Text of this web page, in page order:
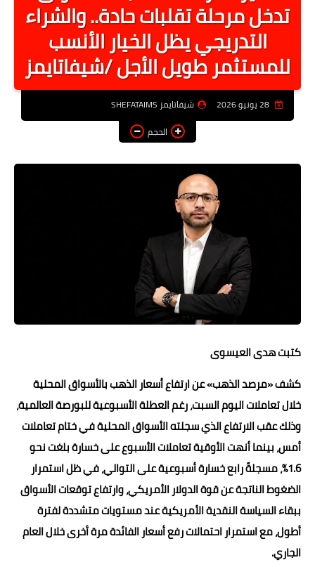
أخبار الرياصة
الطب البديل
منوعات
خدمات
عاجل
الطقس
معلومه قانونيه
تكنولوجيا المعلومات
الصحه والجمال
فن المطبخ
مقالات
تدخل مرحلة تقلبات حادة.. والشراء
التدريجي يظل الخيار الأنسب
للمستثمر طويل الأجل /شيفاتايمز
28 يونيو 2026
شيفاتايمز SHEFATAIMS
الحجم
كتبت هدى العيسوى
كشف «مرصد الذهب» عن ارتفاع أسعار الذهب بالأسواق المحلية
خلال تعاملات اليوم السبت، رغم العطلة الأسبوعية للبورصة العالمية،
وذلك عقب الارتفاع الذي سجلته الأسواق المحلية في ختام تعاملات
أمس، بينما أنهت الأوقية تعاملات الأسبوع على خسارة بلغت نحو
1.6%، مسجلةً رابع خسارة أسبوعية على التوالي، في ظل استمرار
الضغوط الناتجة عن قوة الدولار الأمريكي، وارتفاع توقعات الأسواق
ببقاء السياسة النقدية الأمريكية عند مستويات متشددة لفترة
أطول، مع استمرار احتمالات رفع أسعار الفائدة مرة أخرى خلال العام
الجاري.